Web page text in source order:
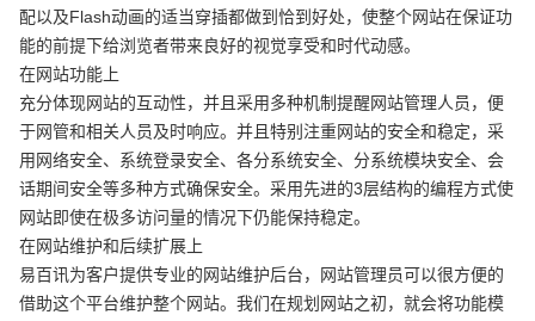
配以及Flash动画的适当穿插都做到恰到好处，使整个网站在保证功
能的前提下给浏览者带来良好的视觉享受和时代动感。
在网站功能上
充分体现网站的互动性，并且采用多种机制提醒网站管理人员，便
于网管和相关人员及时响应。并且特别注重网站的安全和稳定，采
用网络安全、系统登录安全、各分系统安全、分系统模块安全、会
话期间安全等多种方式确保安全。采用先进的3层结构的编程方式使
网站即使在极多访问量的情况下仍能保持稳定。
在网站维护和后续扩展上
易百讯为客户提供专业的网站维护后台，网站管理员可以很方便的
借助这个平台维护整个网站。我们在规划网站之初，就会将功能模